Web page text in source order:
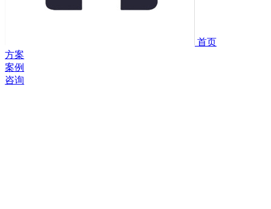
首页
方案
案例
咨询